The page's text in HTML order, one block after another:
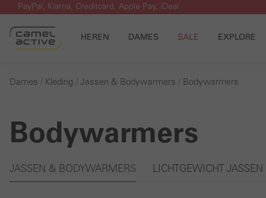
naar de hoofdinhoud
Ga naar de zoekopdracht
Ga naar de hoofdnavigatie
PayPal, Klarna, Creditcard, Apple Pay, iDeal
HEREN DAMES SALE EXPLORE
Dames Kleding Jassen & Bodywarmers Bodywarmers
Bodywarmers
Galerie overslaan
JASSEN & BODYWARMERS LICHTGEWICHT JASSEN